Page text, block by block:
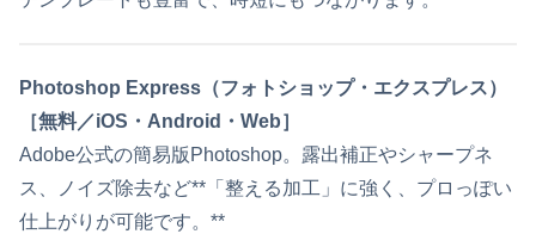
Photoshop Express（フォトショップ・エクスプレス）
［無料／iOS・Android・Web］
Adobe公式の簡易版Photoshop。露出補正やシャープネ
ス、ノイズ除去など**「整える加工」に強く、プロっぽい
仕上がりが可能です。**